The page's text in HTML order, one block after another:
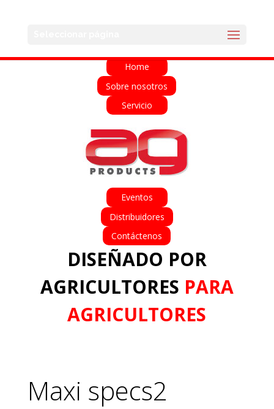
Home
Sobre nosotros
Servicio
Eventos
Distribuidores
Contáctenos
DISEÑADO POR
AGRICULTORES PARA
AGRICULTORES
Maxi specs2